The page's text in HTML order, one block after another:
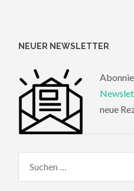
NEUER NEWSLETTER
neue